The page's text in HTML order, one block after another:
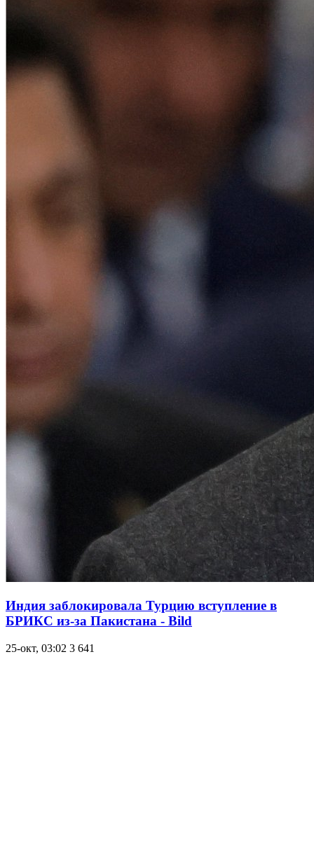
Индия заблокировала Турцию вступление в
БРИКС из-за Пакистана - Bild
25-окт, 03:02 3 641